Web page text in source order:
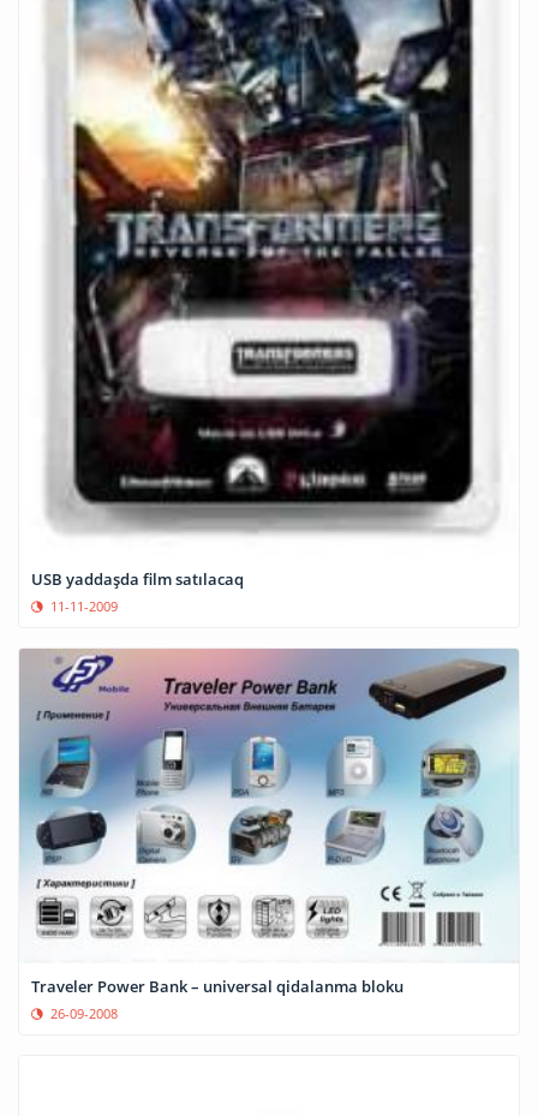
USB yaddaşda film satılacaq
11-11-2009
Traveler Power Bank – universal qidalanma bloku
26-09-2008